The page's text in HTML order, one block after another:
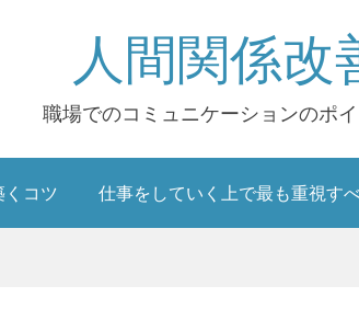
人間関係改
職場でのコミュニケーションのポ
コツ 仕事をしていく上で最も重視す